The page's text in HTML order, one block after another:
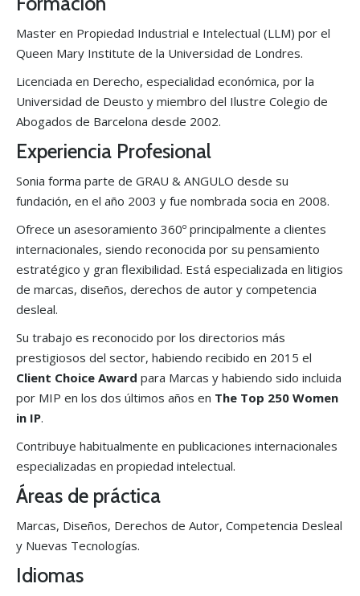
Master en Propiedad Industrial e Intelectual (LLM) por el
Queen Mary Institute de la Universidad de Londres.
Licenciada en Derecho, especialidad económica, por la
Universidad de Deusto y miembro del Ilustre Colegio de
Abogados de Barcelona desde 2002.
Experiencia Profesional
Sonia forma parte de GRAU & ANGULO desde su
fundación, en el año 2003 y fue nombrada socia en 2008.
Ofrece un asesoramiento 360º principalmente a clientes
internacionales, siendo reconocida por su pensamiento
estratégico y gran flexibilidad. Está especializada en litigios
de marcas, diseños, derechos de autor y competencia
desleal.
Su trabajo es reconocido por los directorios más
prestigiosos del sector, habiendo recibido en 2015 el
Client Choice Award para Marcas y habiendo sido incluida
por MIP en los dos últimos años en The Top 250 Women
in IP.
Contribuye habitualmente en publicaciones internacionales
especializadas en propiedad intelectual.
Áreas de práctica
Marcas, Diseños, Derechos de Autor, Competencia Desleal
y Nuevas Tecnologías.
Idiomas